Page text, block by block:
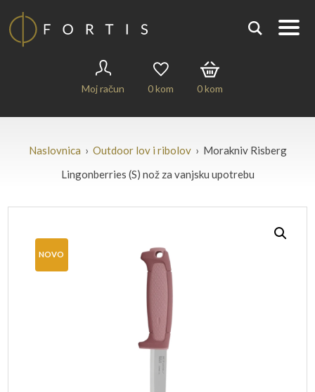
Moj račun 0kom 0kom
Naslovnica › Outdoor lov i ribolov› Morakniv Risberg
Lingonberries (S) nož za vanjsku upotrebu
NOVO